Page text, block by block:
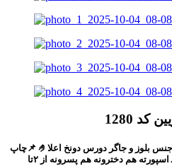
1280
📌کیفیت تضمین بی قید و شرط🤝 📌جنس بلوز و جاگر دورس دونخ اعلا🤌 📌چاپ
فوق العاده باکیفیت و کیوتی داره🥹 📌اسپورته هم دخترونه هم پسرونه از ۲تا